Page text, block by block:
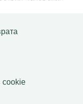
сookie